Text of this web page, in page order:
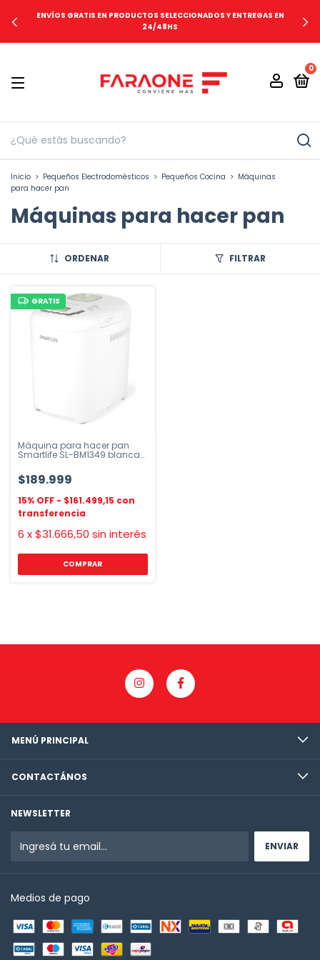
ENVÍOS GRATIS EN PRODUCTOS SELECCIONADOS Y ENTREGAS EN
24/48HS
0
Inicio > Pequeños Electrodomésticos > Pequeños Cocina > Máquinas
para hacer pan
Máquinas para hacer pan
ORDENAR FILTRAR
GRATIS
Máquina para hacer pan
Smartlife SL-BM1349 blanca
$189.999
$161.499,15
6 x$31.666,50 sin interés
MENÚ PRINCIPAL
CONTACTÁNOS
NEWSLETTER
Medios de pago